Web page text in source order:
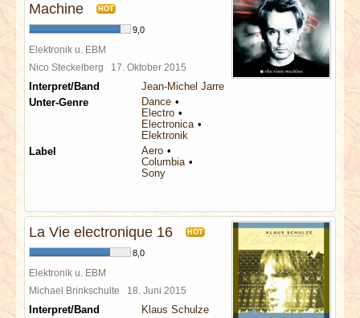
Machine
HOT
9,0
Elektronik u. EBM
Nico Steckelberg 17. Oktober 2015
Interpret/Band
Jean-Michel Jarre
Unter-Genre
Dance
Electro
Electronica
Elektronik
Label
Aero
Columbia
Sony
La Vie electronique 16 HOT
8,0
Elektronik u. EBM
Michael Brinkschulte 18. Juni 2015
Interpret/Band
Klaus Schulze